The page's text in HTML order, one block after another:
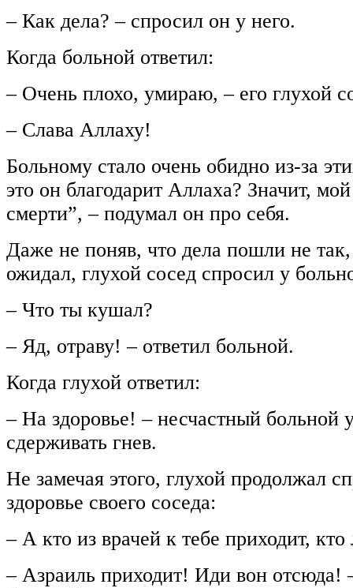
– Как дела? – спросил он у него.
Когда больной ответил:
– Очень плохо, умираю, – его глухой
– Слава Аллаху!
Больному стало очень обидно из-за
это он благодарит Аллаха? Значит,
смерти”, – подумал он про себя.
Даже не поняв, что дела пошли не так,
ожидал, глухой сосед спросил у
– Что ты кушал?
– Яд, отраву! – ответил больной.
Когда глухой ответил:
– На здоровье! – несчастный больной
сдерживать гнев.
Не замечая этого, глухой продолжал
здоровье своего соседа:
– А кто из врачей к тебе приходит, кто
– Азраиль приходит! Иди вон отсюда!